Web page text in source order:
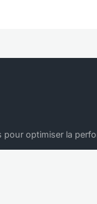
pour optimiser la